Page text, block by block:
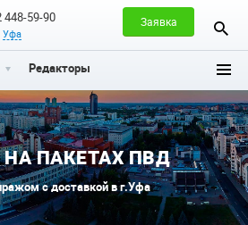
448-59-90
Уфа
Заявка
Редакторы
НА ПАКЕТАХ ПВД
с доставкой в г.Уфа